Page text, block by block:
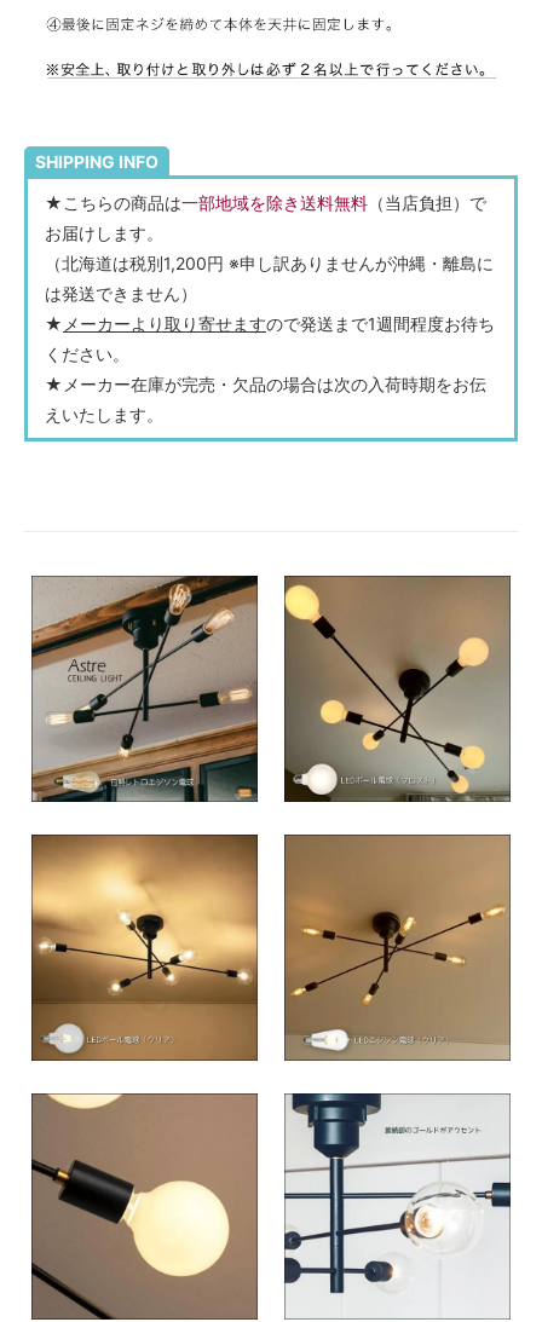
SHIPPING INFO
★こちらの商品は一部地域を除き送料無料 （当店負担）で
お届けします。
（北海道は税別1,200円 ※申し訳ありませんが沖縄・離島に
は発送できません）
★ メーカーより取り寄せますので発送まで1週間程度お待ち
ください。
★メーカー在庫が完売・欠品の場合は次の入荷時期をお伝
えいたします。